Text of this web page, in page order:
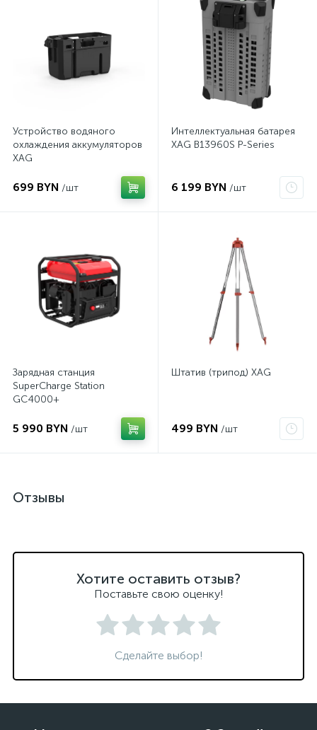
Устройство водяного
охлаждения аккумуляторов
XAG
699 BYN /шт
Интеллектуальная батарея
XAG B13960S P-Series
6 199 BYN /шт
Зарядная станция
SuperCharge Station
GC4000+
5 990 BYN /шт
Штатив (трипод) XAG
499 BYN /шт
Отзывы
Хотите оставить отзыв?
Поставьте свою оценку!
Сделайте выбор!